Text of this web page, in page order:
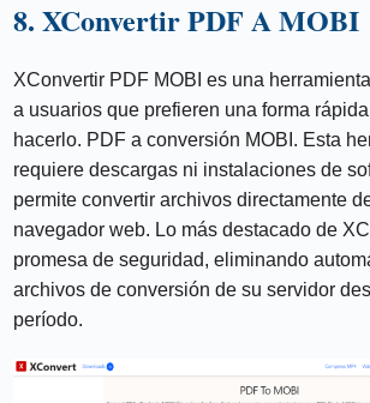
8. XConvertir PDF A MOBI
XConvertir PDF MOBI es una
a usuarios que prefieren una forma
hacerlo. PDF a conversión MOBI. Esta
requiere descargas ni instalaciones de
permite convertir archivos directamente
navegador web. Lo más destacado de
promesa de seguridad, eliminando
archivos de conversión de su servidor
período.